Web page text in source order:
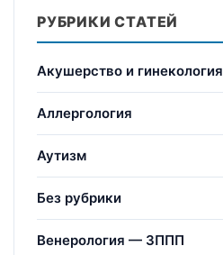
РУБРИКИ СТАТЕЙ
Акушерство и гинекология
Аллергология
Аутизм
Без рубрики
Венерология — ЗППП